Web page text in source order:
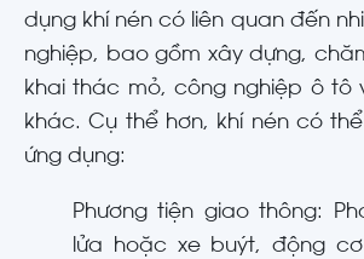
dụng khí nén có liên quan đến
nghiệp, bao gồm xây dựng,
khai thác mỏ, công nghiệp ô tô
khác. Cụ thể hơn, khí nén có
ứng dụng:
Phương tiện giao thông:
lửa hoặc xe buýt, động